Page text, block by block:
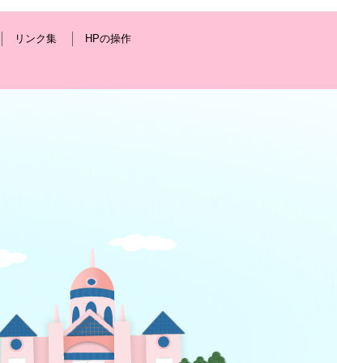
リンク集
HPの操作